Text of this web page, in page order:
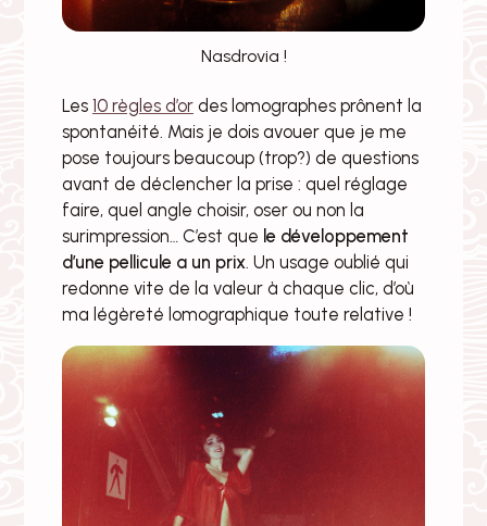
Nasdrovia !
Les 10 règles d’ordes lomographes prônent la
spontanéité. Mais je dois avouer que je me
pose toujours beaucoup (trop?) de questions
avant de déclencher la prise : quel réglage
faire, quel angle choisir, oser ou non la
surimpression… C’est que le développement
d’une pellicule a un prix. Un usage oublié qui
redonne vite de la valeur à chaque clic, d’où
ma légèreté lomographique toute relative !